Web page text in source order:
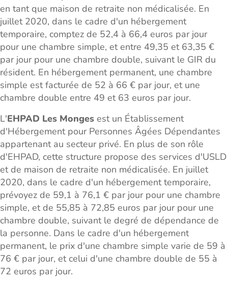
en tant que maison de retraite non médicalisée. En
juillet 2020, dans le cadre d'un hébergement
temporaire, comptez de 52,4 à 66,4 euros par jour
pour une chambre simple, et entre 49,35 et 63,35 €
par jour pour une chambre double, suivant le GIR du
résident. En hébergement permanent, une chambre
simple est facturée de 52 à 66 € par jour, et une
chambre double entre 49 et 63 euros par jour.
L'EHPAD Les Monges est un Établissement
d'Hébergement pour Personnes Âgées Dépendantes
appartenant au secteur privé. En plus de son rôle
d'EHPAD, cette structure propose des services d'USLD
et de maison de retraite non médicalisée. En juillet
2020, dans le cadre d'un hébergement temporaire,
prévoyez de 59,1 à 76,1 € par jour pour une chambre
simple, et de 55,85 à 72,85 euros par jour pour une
chambre double, suivant le degré de dépendance de
la personne. Dans le cadre d'un hébergement
permanent, le prix d'une chambre simple varie de 59 à
76 € par jour, et celui d'une chambre double de 55 à
72 euros par jour.